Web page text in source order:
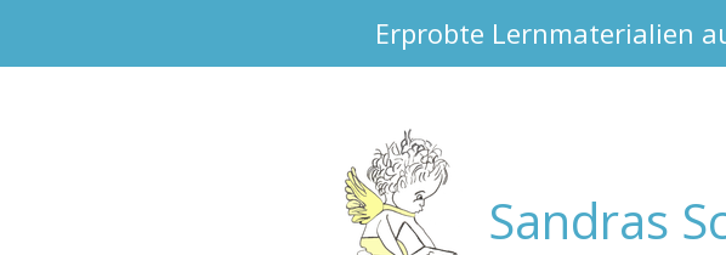
Hauptinhalt
Erprobte Lernmaterialien
Sandras